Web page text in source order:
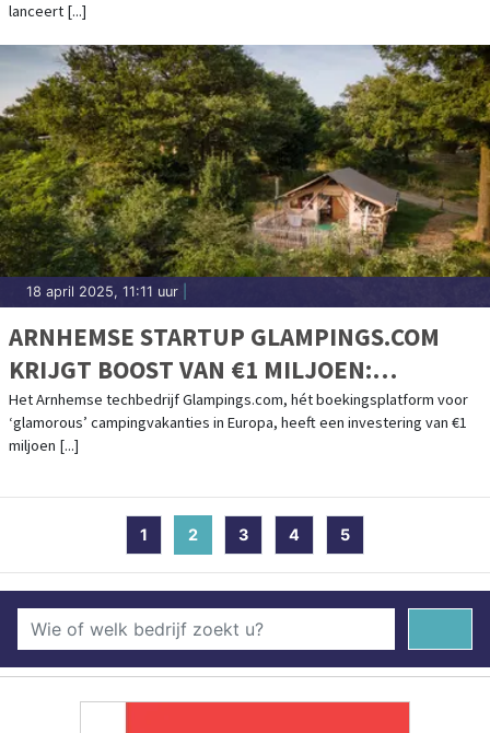
lanceert [...]
18 april 2025, 11:11 uur
ARNHEMSE STARTUP GLAMPINGS.COM
KRIJGT BOOST VAN €1 MILJOEN:
FOUNDERS VAN O.A. KNAB / ALBELLI
INVESTEREN IN SNELGROEIEND
Het Arnhemse techbedrijf Glampings.com, hét boekingsplatform voor
‘glamorous’ campingvakanties in Europa, heeft een investering van €1
miljoen [...]
1 2 (current)
3 4 5